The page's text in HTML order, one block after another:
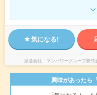
気になる!
派遣会社 マンパワーグループ株
興味があったら